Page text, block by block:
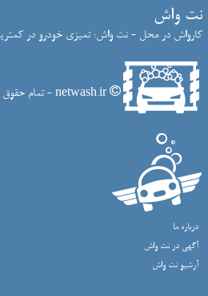
نت واش
کارواش در محل - نت واش: تمیزی خودرو در
netwash.ir - تمام حقوق سایت نت واش محفوظ است
درباره ما
آگهی در نت واش
آرشیو نت واش